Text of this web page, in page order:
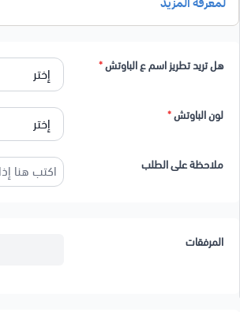
هل تريد تطريز اسم ع الباوتش*
لون الباوتش*
ملاحظة على الطلب
المرفقات